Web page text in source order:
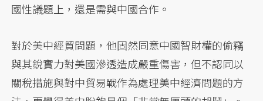
國性議題上，還是需與中國合作。
對於美中經貿問題，他固然同意中國智財權的偷竊
與其銳實力對美國滲透造成嚴重傷害，但不認同以
關稅措施與對中貿易戰作為處理美中經濟問題的方